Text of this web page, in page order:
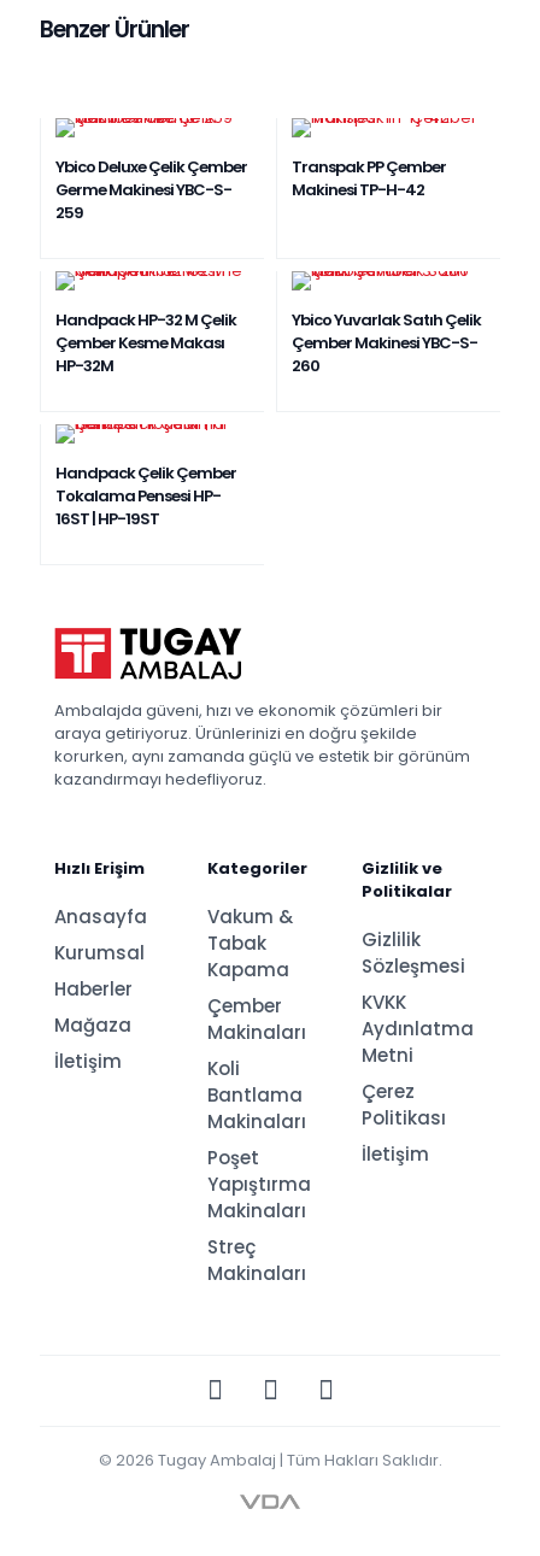
Benzer Ürünler
Ybico Deluxe Çelik Çember
Germe Makinesi YBC-S-
259
Transpak PP Çember
Makinesi TP-H-42
Handpack HP-32 M Çelik
Çember Kesme Makası
HP-32M
Ybico Yuvarlak Satıh Çelik
Çember Makinesi YBC-S-
260
Handpack Çelik Çember
Tokalama Pensesi HP-
16ST | HP-19ST
Ambalajda güveni, hızı ve ekonomik çözümleri bir
araya getiriyoruz. Ürünlerinizi en doğru şekilde
korurken, aynı zamanda güçlü ve estetik bir görünüm
kazandırmayı hedefliyoruz.
Hızlı Erişim
Anasayfa
Kurumsal
Haberler
Mağaza
İletişim
Kategoriler
Vakum &
Tabak
Kapama
Çember
Makinaları
Koli
Bantlama
Makinaları
Poşet
Yapıştırma
Makinaları
Streç
Makinaları
Gizlilik ve
Politikalar
Gizlilik
Sözleşmesi
KVKK
Aydınlatma
Metni
Çerez
Politikası
İletişim
© 2026 Tugay Ambalaj | Tüm Hakları Saklıdır.